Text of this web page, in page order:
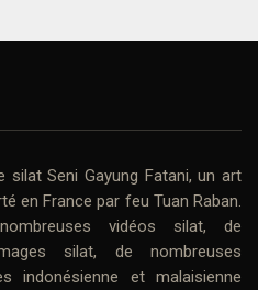
silat Seni Gayung Fatani, un art
en France par feu Tuan Raban.
vidéos silat, de
silat, de nombreuses
indonésienne et malaisienne